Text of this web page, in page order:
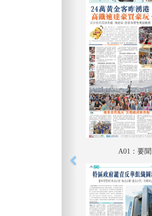
A01：要聞